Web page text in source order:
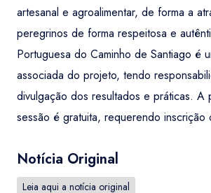
artesanal e agroalimentar, de forma a
peregrinos de forma respeitosa e
Portuguesa do Caminho de Santiago é
associada do projeto, tendo
divulgação dos resultados e práticas. A
sessão é gratuita, requerendo inscrição
Notícia Original
Leia aqui a notícia original